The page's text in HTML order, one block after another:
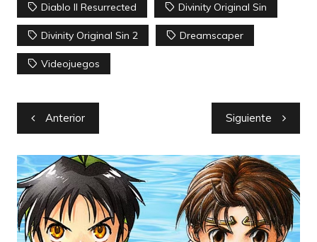
Diablo II Resurrected Divinity Original Sin
Divinity Original Sin 2 Dreamscaper
Videojuegos
Navegación
de
entradas
Anterior Siguiente